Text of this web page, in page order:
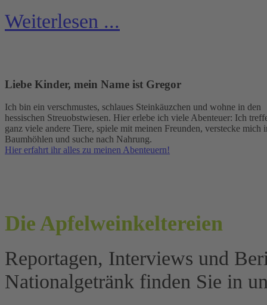
Weiterlesen ...
Liebe Kinder, mein Name ist Gregor
Ich bin ein verschmustes, schlaues Steinkäuzchen und wohne in den
hessischen Streuobstwiesen. Hier erlebe ich viele Abenteuer: Ich
ganz viele andere Tiere, spiele mit meinen Freunden, verstecke mich
Baumhöhlen und suche nach Nahrung.
Hier erfahrt ihr alles zu meinen Abenteuern!
Die Apfelweinkeltereien
Reportagen, Interviews und
Nationalgetränk finden Sie in